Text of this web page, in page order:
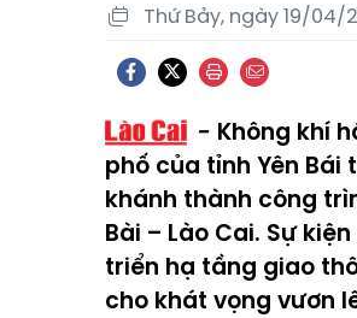
Thứ Bảy, ngày 19/04/
Không khí
phố của tỉnh Yên
khánh thành công
Bài – Lào Cai. Sự
triển hạ tầng giao
cho khát vọng vươn